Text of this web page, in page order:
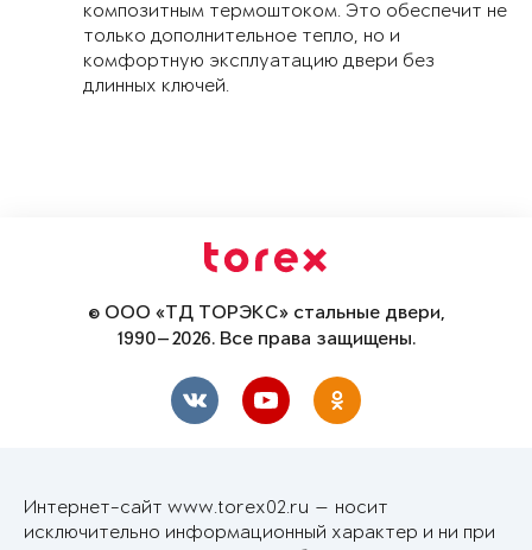
композитным термоштоком. Это обеспечит не
только дополнительное тепло, но и
комфортную эксплуатацию двери без
длинных ключей.
© ООО «ТД ТОРЭКС» стальные двери,
1990—2026. Все права защищены.
Интернет-сайт www.torex02.ru — носит
исключительно информационный характер и ни при